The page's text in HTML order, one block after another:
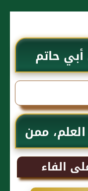
أبي حاتم
ممن
الفاء